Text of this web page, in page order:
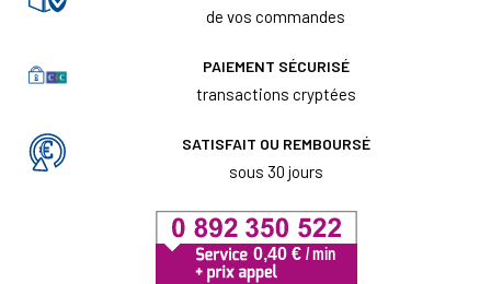
de vos commandes
PAIEMENT SÉCURISÉ
transactions cryptées
SATISFAIT OU REMBOURSÉ
sous 30 jours